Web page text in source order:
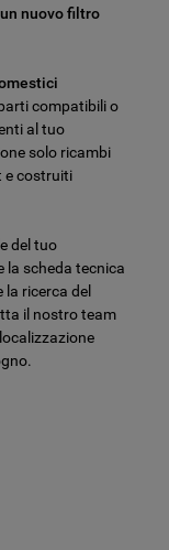
nuovo filtro
compatibili o
al tuo
solo ricambi
e costruiti
del tuo
la scheda tecnica
ricerca del
il nostro team